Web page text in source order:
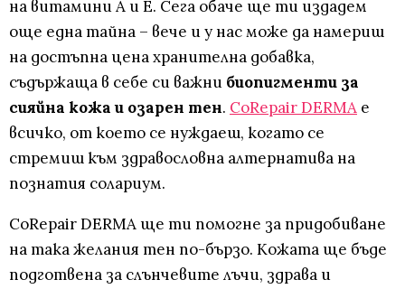
на витамини А и Е. Сега обаче ще ти издадем
още една тайна – вече и у нас може да намериш
на достъпна цена хранителна добавка,
съдържаща в себе си важни биопигменти за
сияйна кожа и озарен тен. CoRepair DERMA е
всичко, от което се нуждаеш, когато се
стремиш към здравословна алтернатива на
познатия солариум.
CoRepair DERMA ще ти помогне за придобиване
на така желания тен по-бързо. Кожата ще бъде
подготвена за слънчевите лъчи, здрава и